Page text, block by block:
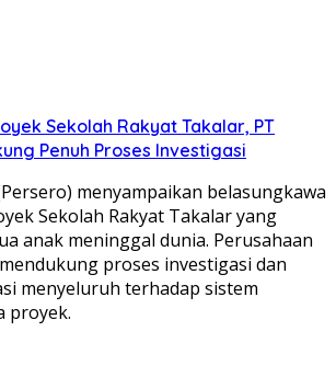
Sekolah Rakyat Takalar, PT
Penuh Proses Investigasi
menyampaikan belasungkawa
Sekolah Rakyat Takalar yang
anak meninggal dunia. Perusahaan
proses investigasi dan
menyeluruh terhadap sistem
proyek.